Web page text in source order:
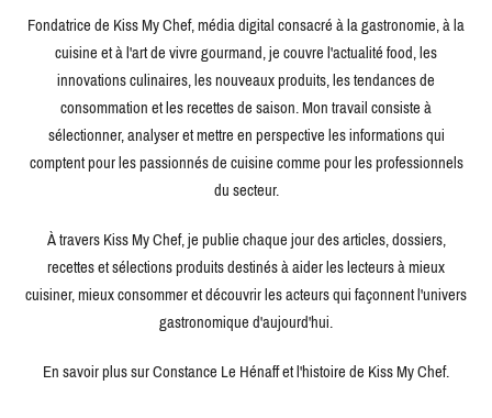
Fondatrice de Kiss My Chef, média digital consacré à la gastronomie, à la
cuisine et à l'art de vivre gourmand, je couvre l'actualité food, les
innovations culinaires, les nouveaux produits, les tendances de
consommation et les recettes de saison. Mon travail consiste à
sélectionner, analyser et mettre en perspective les informations qui
comptent pour les passionnés de cuisine comme pour les professionnels
du secteur.
À travers Kiss My Chef, je publie chaque jour des articles, dossiers,
recettes et sélections produits destinés à aider les lecteurs à mieux
cuisiner, mieux consommer et découvrir les acteurs qui façonnent l'univers
gastronomique d'aujourd'hui.
En savoir plus sur Constance Le Hénaff et l'histoire de Kiss My Chef.